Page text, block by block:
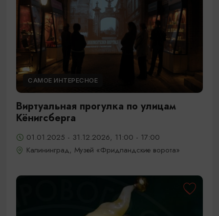
САМОЕ ИНТЕРЕСНОЕ
Виртуальная прогулка по улицам
Кёнигсберга
01.01.2025 - 31.12.2026, 11:00 - 17:00
Калининград, Музей «Фридландские ворота»